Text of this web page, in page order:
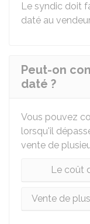
Le syndic doit
daté au
Peut-on
daté ?
Vous pouvez
lorsqu'il
vente de
Le coût
Vente de